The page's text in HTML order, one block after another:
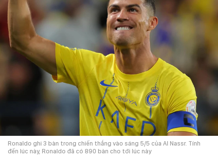
Ronaldo ghi 3 bàn trong chiến thắng vào sáng 5/5 của Al Nassr. Tính
đến lúc này, Ronaldo đã có 890 bàn cho tới lúc này